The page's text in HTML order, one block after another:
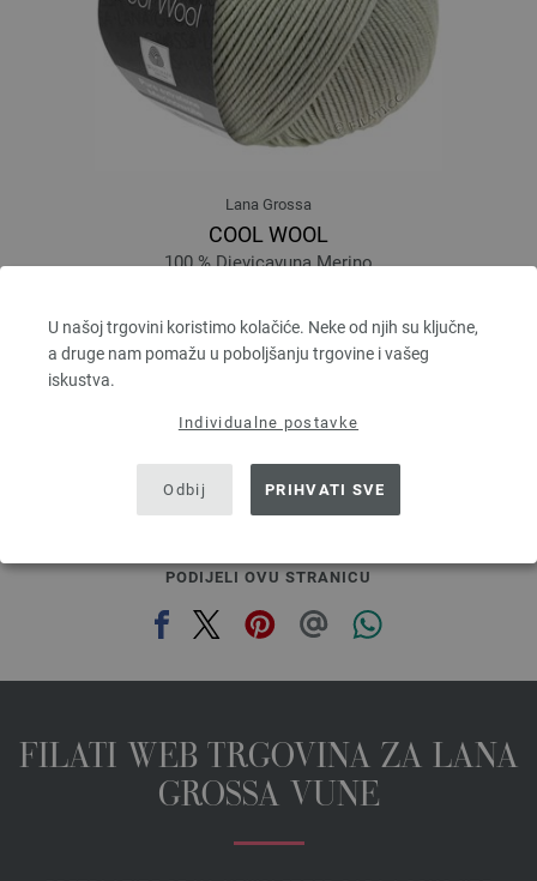
U našoj trgovini koristimo kolačiće. Neke od njih su ključne,
a druge nam pomažu u poboljšanju trgovine i vašeg
iskustva.
Individualne postavke
Odbij PRIHVATI SVE
Lana Grossa
COOL WOOL
100 % Djevicavuna Merino
Većina igle: 3 - 3,5
6,38 $
bez PDV-a, dodatno troškovi za dostavu, Osnovna cijena:
prev next
PODIJELI OVU STRANICU
FILATI WEB TRGOVINA ZA LANA
GROSSA VUNE